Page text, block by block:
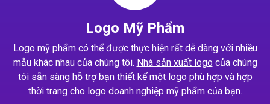
Logo Mỹ Phẩm
Logo mỹ phẩm có thể được thực hiện rất dễ dàng với nhiều
mẫu khác nhau của chúng tôi. Nhà sản xuất logocủa chúng
tôi sẵn sàng hỗ trợ bạn thiết kế một logo phù hợp và hợp
thời trang cho logo doanh nghiệp mỹ phẩm của bạn.